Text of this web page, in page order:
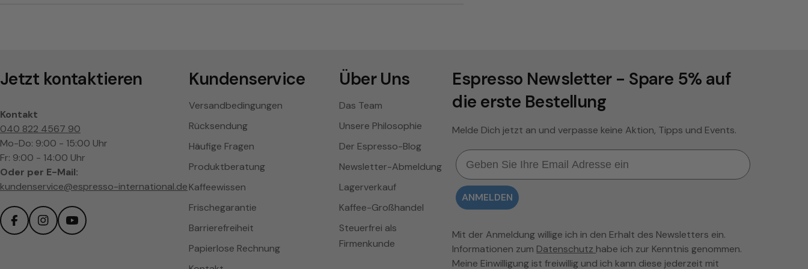
Jetzt kontaktieren
Kontakt
040 822 4567 90
Mo-Do: 9:00 - 15:00 Uhr
Fr: 9:00 - 14:00 Uhr
Oder per E-Mail:
kundenservice@espresso-international.de
FacebookInstagramYouTube
Kundenservice
Versandbedingungen
Rücksendung
Häufige Fragen
Produktberatung
Kaffeewissen
Frischegarantie
Barrierefreiheit
Papierlose Rechnung
Über Uns
Das Team
Unsere Philosophie
Der Espresso-Blog
Newsletter-Abmeldung
Lagerverkauf
Kaffee-Großhandel
Steuerfrei als
Firmenkunde
Espresso Newsletter - Spare 5% auf
die erste Bestellung
Melde Dich jetzt an und verpasse keine Aktion, Tipps und Events.
Email
ANMELDEN
Mit der Anmeldung willige ich in den Erhalt des Newsletters ein.
Informationen zum Datenschutz habe ich zur Kenntnis genommen.
Meine Einwilligung ist freiwillig und ich kann diese jederzeit mit